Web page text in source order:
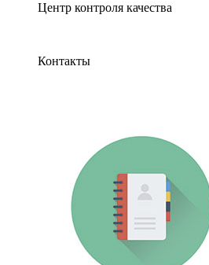
Центр контроля качества
Контакты